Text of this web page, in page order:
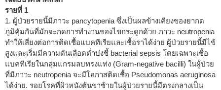
รายที่ 1
1. ผู้ป่วยรายนี้มีภาวะ pancytopenia ซึ่งเป็นผลข้างเคียงของยากด
ภูมิคุ้มกันที่มักจะกดการทำงานของไขกระดูกด้วย ภาวะ neutropenia
ทำให้เสี่ยงต่อการติดเชื้อแบคทีเรียและเชื้อราได้ง่าย ผู้ป่วยรายนี้มีไข้
สูงและเริ่มมีความดันเลือดต่ำบ่งชี้ bacterial sepsis โดยเฉพาะเชื้อ
แบคทีเรียในกลุ่มแกรมลบทรงแท่ง (Gram-negative bacilli) ในผู้ป่วย
ที่มีภาวะ neutropenia จะมีโอกาสติดเชื้อ Pseudomonas aeruginosa
ได้ง่าย. รอยโรคที่ผิวหนังต้นขาซ้ายในผู้ป่วยรายนี้มีตรงกลางเป็น